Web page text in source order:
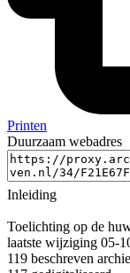
Printen
Duurzaam webadres
Inleiding
Toelichting op de
laatste wijziging 05-
119 beschreven